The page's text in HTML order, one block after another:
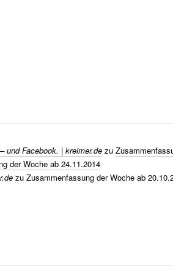
und Facebook. | kreimer.de zu
der Woche ab 24.11.2014
zu Zusammenfassung der Woche ab